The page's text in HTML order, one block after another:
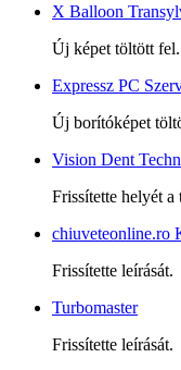
X Balloon
Új képet töltött fel.
Expressz PC
Új borítóképet
Vision Dent
Frissítette helyét a
chiuveteonline.ro
Frissítette leírását.
Turbomaster
Frissítette leírását.